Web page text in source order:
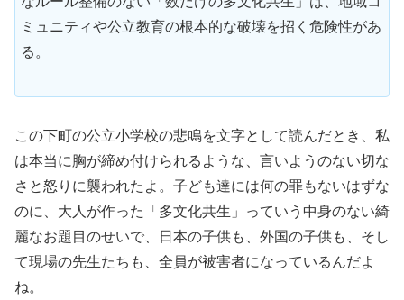
ミュニティや公立教育の根本的な破壊を招く危険性があ
る。
この下町の公立小学校の悲鳴を文字として読んだとき、私
は本当に胸が締め付けられるような、言いようのない切な
さと怒りに襲われたよ。子ども達には何の罪もないはずな
のに、大人が作った「多文化共生」っていう中身のない綺
麗なお題目のせいで、日本の子供も、外国の子供も、そし
て現場の先生たちも、全員が被害者になっているんだよ
ね。